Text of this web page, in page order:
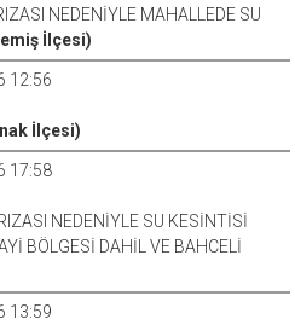
NEDENİYLE MAHALLEDE SU
İlçesi)
12:56
İlçesi)
17:58
NEDENİYLE SU KESİNTİSİ
BÖLGESİ DAHİL VE BAHCELİ
13:59